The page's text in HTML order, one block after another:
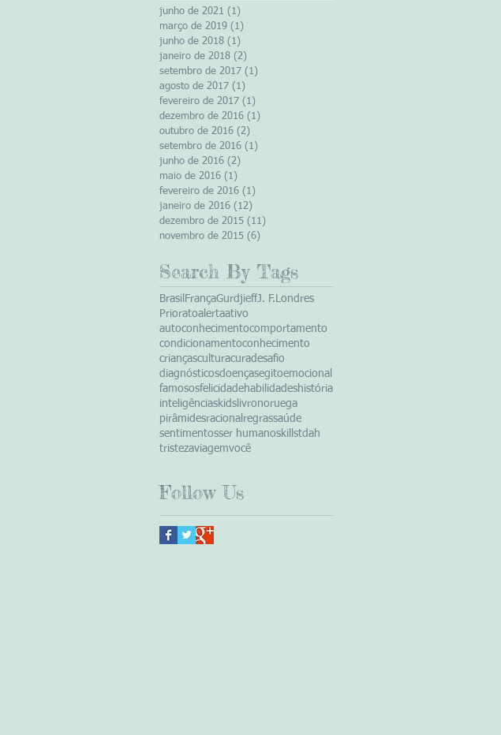
junho de 2021 (1)
março de 2019 (1)
junho de 2018 (1)
janeiro de 2018 (2)
setembro de 2017 (1)
agosto de 2017 (1)
fevereiro de 2017 (1)
dezembro de 2016 (1)
outubro de 2016 (2)
setembro de 2016 (1)
junho de 2016 (2)
maio de 2016 (1)
fevereiro de 2016 (1)
janeiro de 2016 (12)
dezembro de 2015 (11)
novembro de 2015 (6)
Search By Tags
Brasil FrançaGurdjieffJ. F. Londres
Prioratoalertaativo
autoconhecimentocomportamento
condicionamentoconhecimento
criançasculturacuradesafio
diagnósticosdoençasegitoemocional
famososfelicidadehabilidadeshistória
inteligênciaskids livronoruega
pirâmidesracional regrassaúde
sentimentosser humanoskillstdah
tristezaviagemvocê
Follow Us